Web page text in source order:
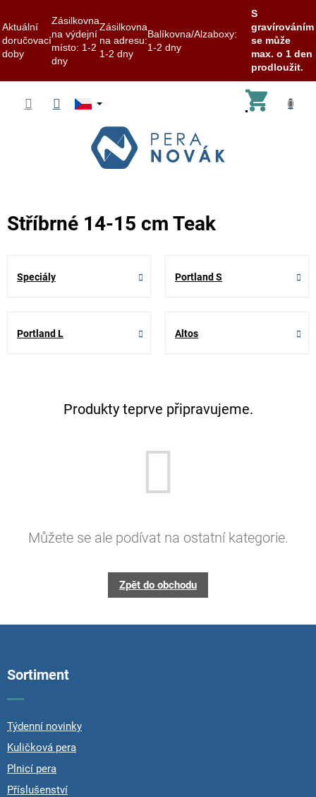
Aktuální
doručovací
doby
Zásilkovna
na výdejní
místo: 1-2
dny
Zásilkovna
na adresu:
1-2 dny
Balíkovna/Alzaboxy:
1-2 dny
S
gravírováním
se může
max. o 1 den
prodloužit.
Stříbrné 14-15 cm Teak
Speciály Portland S
Portland L Altos
Produkty teprve připravujeme.
Můžete se ale podívat na ostatní kategorie.
Zpět do obchodu
Sortiment
Týdenní novinky
Kuličková pera
Plnicí pera
Příslušenství